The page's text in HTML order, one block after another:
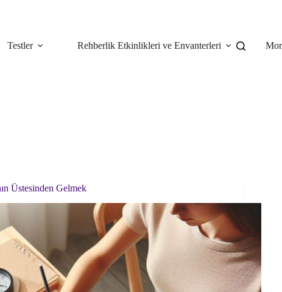
Testler Rehberlik Etkinlikleri ve Envanterleri
Üstesinden Gelmek